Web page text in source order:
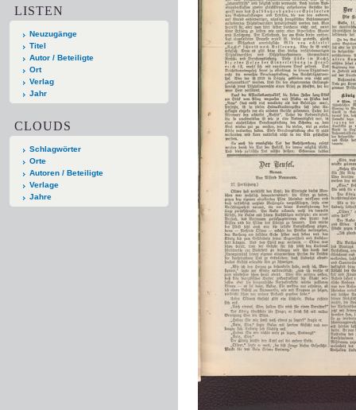
LISTEN
Neuzugänge
Titel
Autor / Beteiligte
Ort
Verlag
Jahr
CLOUDS
Schlagwörter
Orte
Autoren / Beteiligte
Verlage
Jahre